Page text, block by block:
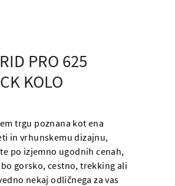
PRO 625
KOLO
trgu poznana kot ena
in vrhunskemu dizajnu,
po izjemno ugodnih cenah,
gorsko, cestno, trekking ali
nekaj odličnega za vas